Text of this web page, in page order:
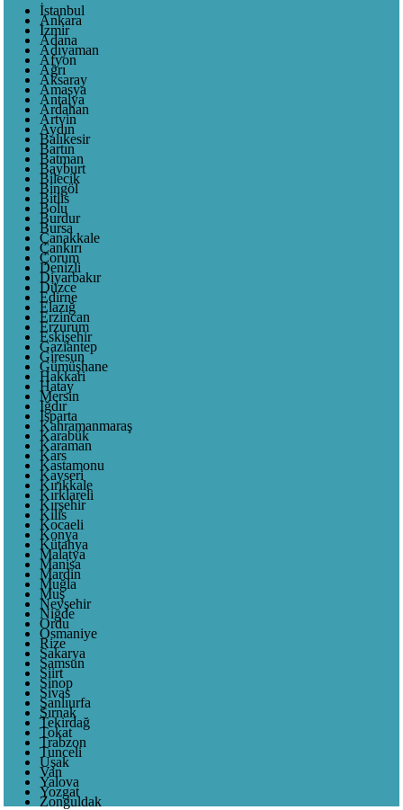
İstanbul
Ankara
İzmir
Adana
Adıyaman
Afyon
Ağrı
Aksaray
Amasya
Antalya
Ardahan
Artvin
Aydın
Balıkesir
Bartın
Batman
Bayburt
Bilecik
Bingöl
Bitlis
Bolu
Burdur
Bursa
Çanakkale
Çankırı
Çorum
Denizli
Diyarbakır
Düzce
Edirne
Elazığ
Erzincan
Erzurum
Eskişehir
Gaziantep
Giresun
Gümüşhane
Hakkari
Hatay
Mersin
Iğdır
Isparta
Kahramanmaraş
Karabük
Karaman
Kars
Kastamonu
Kayseri
Kırıkkale
Kırklareli
Kırşehir
Kilis
Kocaeli
Konya
Kütahya
Malatya
Manisa
Mardin
Muğla
Muş
Nevşehir
Niğde
Ordu
Osmaniye
Rize
Sakarya
Samsun
Siirt
Sinop
Sivas
Şanlıurfa
Şırnak
Tekirdağ
Tokat
Trabzon
Tunceli
Uşak
Van
Yalova
Yozgat
Zonguldak